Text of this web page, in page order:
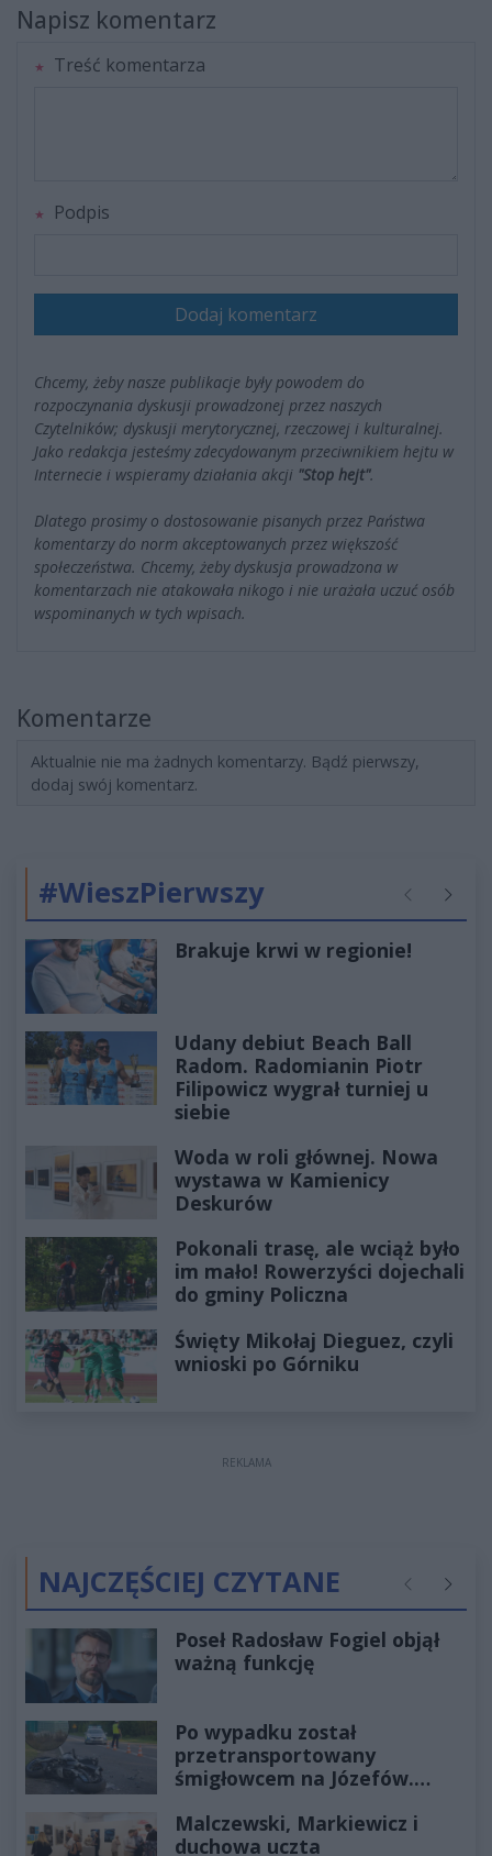
Napisz komentarz
Treść komentarza
Podpis
Dodaj komentarz
Chcemy, żeby nasze publikacje były powodem do
rozpoczynania dyskusji prowadzonej przez naszych
Czytelników; dyskusji merytorycznej, rzeczowej i kulturalnej.
Jako redakcja jesteśmy zdecydowanym przeciwnikiem hejtu w
Internecie i wspieramy działania akcji "Stop hejt".
Dlatego prosimy o dostosowanie pisanych przez Państwa
komentarzy do norm akceptowanych przez większość
społeczeństwa. Chcemy, żeby dyskusja prowadzona w
komentarzach nie atakowała nikogo i nie urażała uczuć osób
wspominanych w tych wpisach.
Komentarze
Aktualnie nie ma żadnych komentarzy. Bądź pierwszy,
dodaj swój komentarz.
#WieszPierwszy Poprzednie
Brakuje krwi w regionie!
Udany debiut Beach Ball
Radom. Radomianin Piotr
Filipowicz wygrał turniej u
siebie
Woda w roli głównej. Nowa
wystawa w Kamienicy
Deskurów
Pokonali trasę, ale wciąż było
im mało! Rowerzyści dojechali
do gminy Policzna
Święty Mikołaj Dieguez, czyli
wnioski po Górniku
REKLAMA
NAJCZĘŚCIEJ CZYTANE Poprzednie
Poseł Radosław Fogiel objął
ważną funkcję
Po wypadku został
przetransportowany
śmigłowcem na Józefów.
Malczewski, Markiewicz i
duchowa uczta